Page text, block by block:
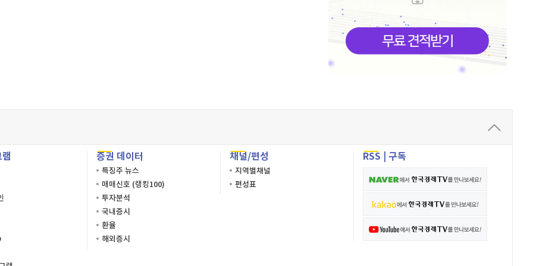
증권 데이터
특징주 뉴스
매매신호 (랭킹100)
투자분석
국내증시
환율
해외증시
채널/편성
지역별채널
편성표
RSS 구독